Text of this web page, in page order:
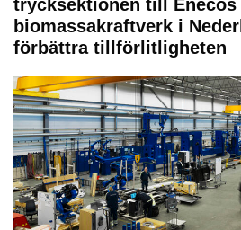
trycksektionen till Enecos
biomassakraftverk i
förbättra tillförlitligheten